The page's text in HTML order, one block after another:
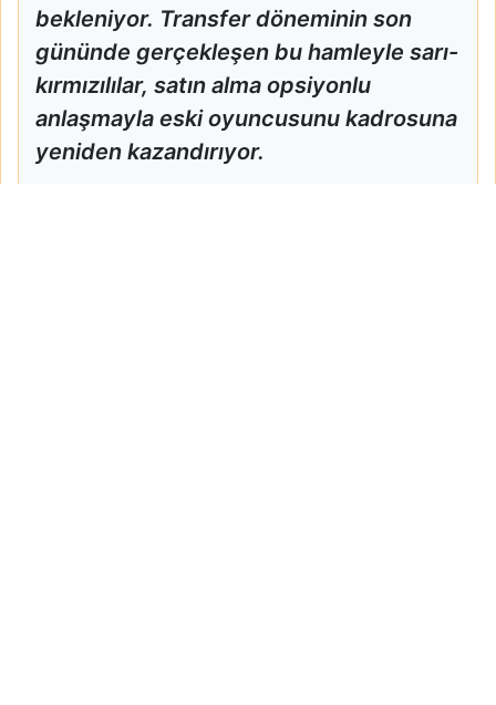
bekleniyor. Transfer döneminin son
gününde gerçekleşen bu hamleyle sarı-
kırmızılılar, satın alma opsiyonlu
anlaşmayla eski oyuncusunu kadrosuna
yeniden kazandırıyor.